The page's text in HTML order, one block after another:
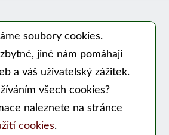
vydává PSNV-CZ:
včelařů CZ, z. s.
soubory cookies.
jiné nám pomáhají
a váš uživatelský zážitek.
všech cookies?
naleznete na stránce
cookies.